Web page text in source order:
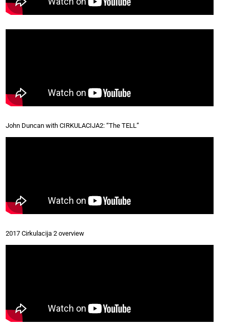
John Duncan with CIRKULACIJA2: “The TELL”
2017 Cirkulacija 2 overview